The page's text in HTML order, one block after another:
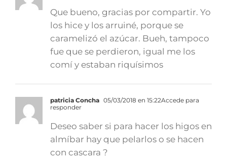
Que bueno, gracias por compartir. Yo
los hice y los arruiné, porque se
caramelizó el azúcar. Bueh, tampoco
fue que se perdieron, igual me los
comí y estaban riquísimos
patricia Concha 05/03/2018 en 15:22Accede para
responder
Deseo saber si para hacer los higos en
almíbar hay que pelarlos o se hacen
con cascara ?